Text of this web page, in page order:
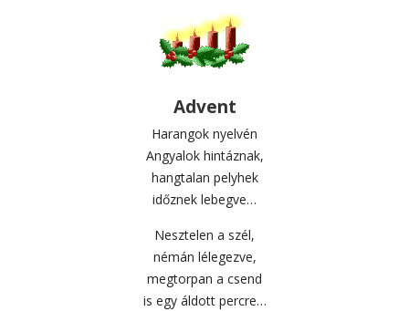
Advent
Harangok nyelvén
Angyalok hintáznak,
hangtalan pelyhek
időznek lebegve…
Nesztelen a szél,
némán lélegezve,
megtorpan a csend
is egy áldott percre…